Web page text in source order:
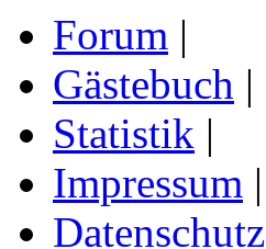
Forum |
Gästebuch |
Statistik |
Impressum |
Datenschutz